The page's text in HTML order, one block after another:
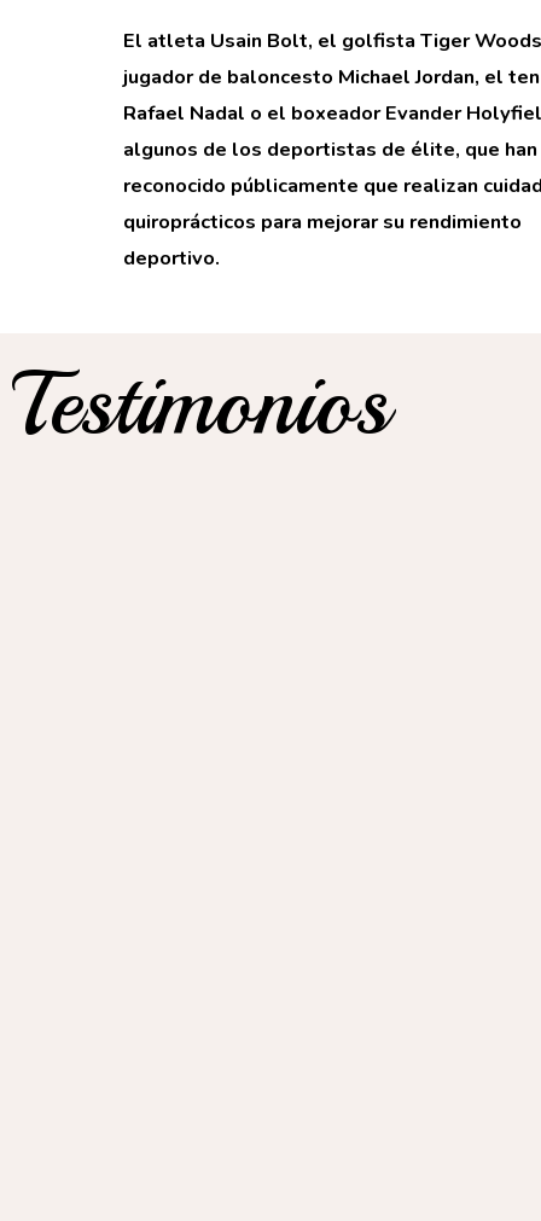
El atleta Usain Bolt, el golfista Tiger
jugador de baloncesto Michael Jordan, el
Rafael Nadal o el boxeador Evander
algunos de los deportistas de élite, que han
reconocido públicamente que realizan
quiroprácticos para mejorar su rendimiento
deportivo.
Testimonios